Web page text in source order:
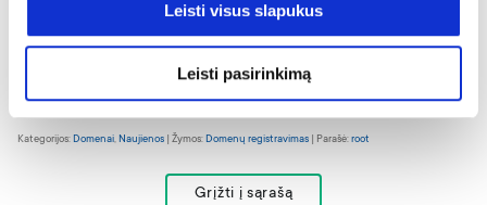
Leisti visus slapukus
Leisti pasirinkimą
anuliuoti užsakymą ir pateikti jį iš naujo su naujomis kainomis.
Pirmas kliento užsakymas gali užtrukti dėl kliento pateiktų
duomenų korektiškumo patikrinimo, tolimesni užsakymai įvykdomi
per kelias minutes nuo apmokėjimo gavimo internetu.
Kategorijos:Domenai,Naujienos | Žymos:Domenų registravimas | Parašė:root
Grįžti į sąrašą